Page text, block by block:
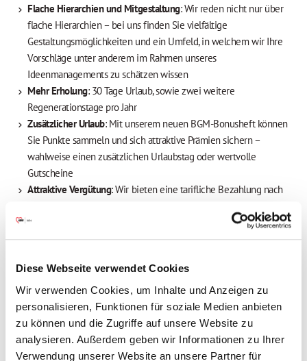
Diese Webseite verwendet Cookies
Wir verwenden Cookies, um Inhalte und Anzeigen zu
personalisieren, Funktionen für soziale Medien anbieten
zu können und die Zugriffe auf unsere Website zu
analysieren. Außerdem geben wir Informationen zu Ihrer
Verwendung unserer Website an unsere Partner für
Flache Hierarchien und Mitgestaltung: Wir reden nicht nur über
flache Hierarchien – bei uns finden Sie vielfältige
Gestaltungsmöglichkeiten und ein Umfeld, in welchem wir Ihre
Vorschläge unter anderem im Rahmen unseres
Ideenmanagements zu schätzen wissen
Mehr Erholung: 30 Tage Urlaub, sowie zwei weitere
Regenerationstage pro Jahr
Zusätzlicher Urlaub: Mit unserem neuen BGM-Bonusheft können
Sie Punkte sammeln und sich attraktive Prämien sichern –
wahlweise einen zusätzlichen Urlaubstag oder wertvolle
Gutscheine
Attraktive Vergütung: Wir bieten eine tarifliche Bezahlung nach
vermögenswirksame Leistungen sowie eine betriebliche
Altersvorsorge mit Arbeitgeberbeteiligung
Mitarbeiterbenefits, attraktive Prämien, Fahrradleasing u.v.m.
Herzliches Onboardingmit unserem Welcome-Day für neue
Mitarbeitende und eine professionelle Einarbeitung in einem
Team, bei dem kollegialer Zusammenhalt an erster Stelle steht
Individuelle Fort- und Weiterbildung: Profitieren Sie von
maßgeschneiderten Weiterbildungsmöglichkeiten in Form von